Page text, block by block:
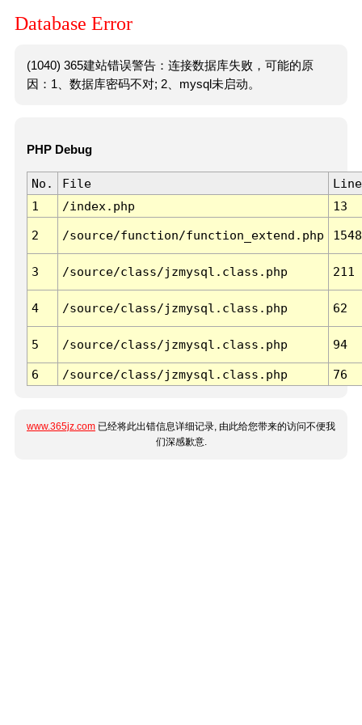
Database Error
(1040) 365建站错误警告：连接数据库失败，可能的原
因：1、数据库密码不对; 2、mysql未启动。
PHP Debug
No. File
Line
1
/index.php 13
2 /source/function/function_extend.php 1548
3 /source/class/jzmysql.class.php 211
4 /source/class/jzmysql.class.php 62
5 /source/class/jzmysql.class.php 94
6 /source/class/jzmysql.class.php 76
www.365jz.com 已经将此出错信息详细记录, 由此给您带来的访问不便我
们深感歉意.